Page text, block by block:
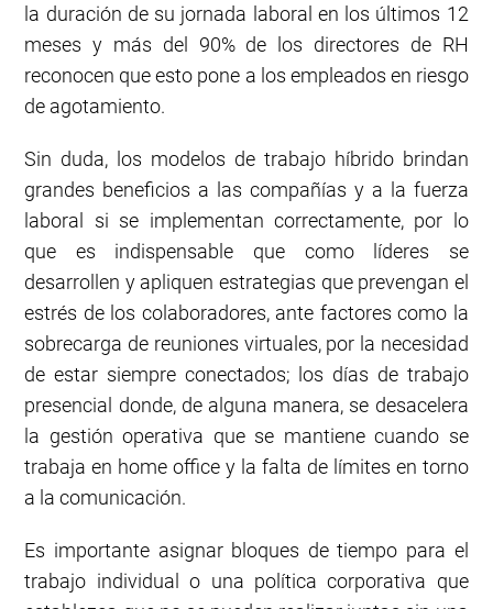
la duración de su jornada laboral en los últimos 12
meses y más del 90% de los directores de RH
reconocen que esto pone a los empleados en riesgo
de agotamiento.
Sin duda, los modelos de trabajo híbrido brindan
grandes beneficios a las compañías y a la fuerza
laboral si se implementan correctamente, por lo
que es indispensable que como líderes se
desarrollen y apliquen estrategias que prevengan el
estrés de los colaboradores, ante factores como la
sobrecarga de reuniones virtuales, por la necesidad
de estar siempre conectados; los días de trabajo
presencial donde, de alguna manera, se desacelera
la gestión operativa que se mantiene cuando se
trabaja en home office y la falta de límites en torno
a la comunicación.
Es importante asignar bloques de tiempo para el
trabajo individual o una política corporativa que